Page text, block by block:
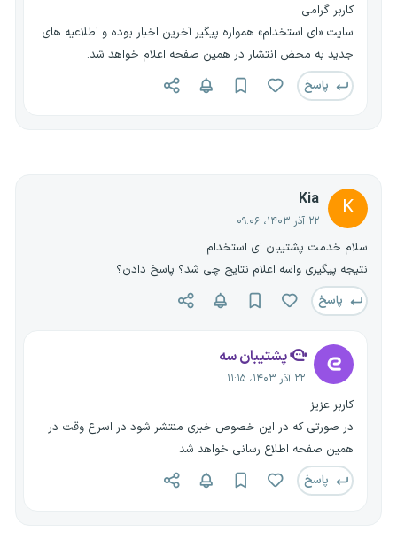
کاربر گرامی
سایت «ای استخدام» همواره پیگیر آخرین اخبار بوده و اطلاعیه های
جدید به محض انتشار در همین صفحه اعلام خواهد شد.
پاسخ
K
Kia
۲۲ آذر ۱۴۰۳، ۰۹:۰۶
سلام خدمت پشتیبان ای استخدام
نتیجه پیگیری واسه اعلام نتایج چی شد؟ پاسخ دادن؟
پاسخ
پشتیبان سه
۲۲ آذر ۱۴۰۳، ۱۱:۱۵
کاربر عزیز
در صورتی که در این خصوص خبری منتشر شود در اسرع وقت در
همین صفحه اطلاع رسانی خواهد شد
پاسخ